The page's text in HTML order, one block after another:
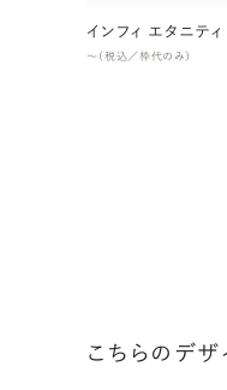
インフィ エタニティ
〜（税込／枠代のみ）
こちらのデ